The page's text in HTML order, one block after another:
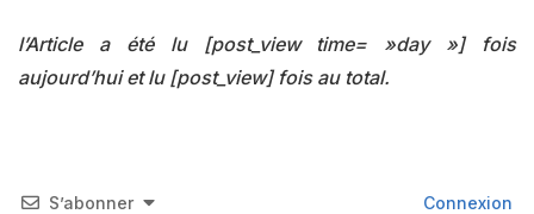
l’Article a été lu [post_view time= »day »] fois
aujourd’hui et lu [post_view] fois au total.
S’abonner Connexion